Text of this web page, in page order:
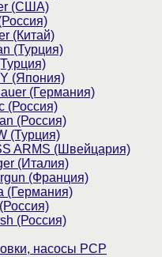
(США)
(Китай)
(Турция)
(Япония)
(Германия)
(Россия)
(Россия)
(Турция)
ARMS (Швейцария)
(Италия)
(Франция)
(Германия)
(Россия)
насосы PCP